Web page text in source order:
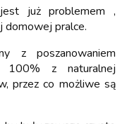
już problemem ,
domowej pralce.
z poszanowaniem
100% z naturalnej
przez co możliwe są